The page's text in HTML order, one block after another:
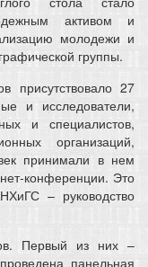
активом и
молодежи и
группы.
присутствовало 27
и исследователи,
и специалистов,
организаций,
принимали в нем
конференции. Это
– руководство
Первый из них –
панельная